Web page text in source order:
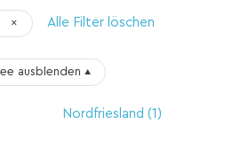
× Alle Filter löschen
ausblenden ▴
Nordfriesland (1)